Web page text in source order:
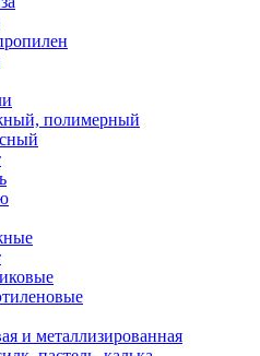
полимерный
и металлизированная